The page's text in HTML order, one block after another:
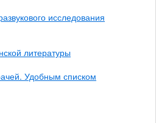
исследования
литературы
Удобным списком